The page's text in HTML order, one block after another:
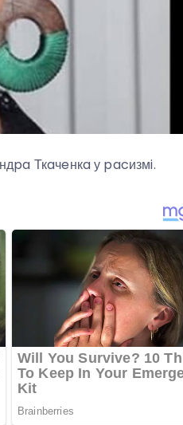
Ткaчeнкa у pacизмi.